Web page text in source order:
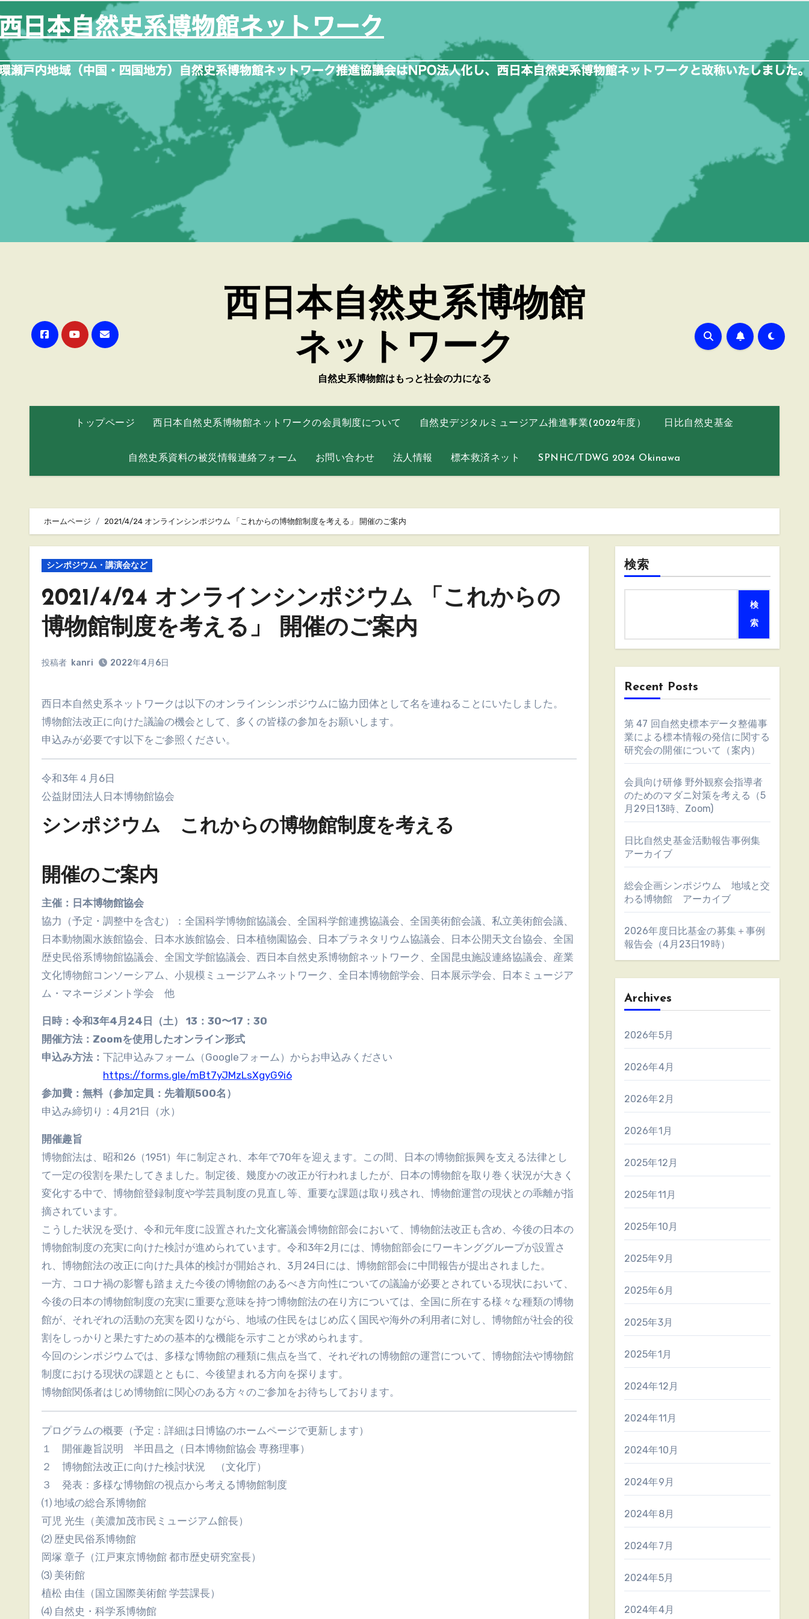
容
を
ス
キ
ッ
プ
西日本自然史系博物館
ネットワーク
自然史系博物館はもっと社会の力になる
トップページ 西日本自然史系博物館ネットワークの会員制度について 自然史デジタルミュージアム推進事業(2022年度） 日比自然史基金
自然史系資料の被災情報連絡フォーム お問い合わせ 法人情報 標本救済ネット SPNHC/TDWG 2024 Okinawa
ホームページ 2021/4/24 オンラインシンポジウム 「これからの博物館制度を考える」 開催のご案内
シンポジウム・講演会など
2021/4/24 オンラインシンポジウム 「これからの
博物館制度を考える」 開催のご案内
投稿者 kanri 2022年4月6日
西日本自然史系ネットワークは以下のオンラインシンポジウムに協力団体として名を連ねることにいたしました。
博物館法改正に向けた議論の機会として、多くの皆様の参加をお願いします。
申込みが必要です以下をご参照ください。
令和3年４月6日
公益財団法人日本博物館協会
シンポジウム これからの博物館制度を考える
開催のご案内
主催：日本博物館協会
協力（予定・調整中を含む）：全国科学博物館協議会、全国科学館連携協議会、全国美術館会議、私立美術館会議、
日本動物園水族館協会、日本水族館協会、日本植物園協会、日本プラネタリウム協議会、日本公開天文台協会、全国
歴史民俗系博物館協議会、全国文学館協議会、西日本自然史系博物館ネットワーク、全国昆虫施設連絡協議会、産業
文化博物館コンソーシアム、小規模ミュージアムネットワーク、全日本博物館学会、日本展示学会、日本ミュージア
ム・マネージメント学会 他
日時：令和3年4月24日（土） 13：30〜17：30
開催方法：Zoomを使用したオンライン形式
申込み方法： 下記申込みフォーム（Googleフォーム）からお申込みください
https://forms.gle/mBt7yJMzLsXgyG9i6
参加費：無料（参加定員：先着順500名）
申込み締切り：4月21日（水）
開催趣旨
博物館法は、昭和26（1951）年に制定され、本年で70年を迎えます。この間、日本の博物館振興を支える法律とし
て一定の役割を果たしてきました。制定後、幾度かの改正が行われましたが、日本の博物館を取り巻く状況が大きく
変化する中で、博物館登録制度や学芸員制度の見直し等、重要な課題は取り残され、博物館運営の現状との乖離が指
摘されています。
こうした状況を受け、令和元年度に設置された文化審議会博物館部会において、博物館法改正も含め、今後の日本の
博物館制度の充実に向けた検討が進められています。令和3年2月には、博物館部会にワーキンググループが設置さ
れ、博物館法の改正に向けた具体的検討が開始され、3月24日には、博物館部会に中間報告が提出されました。
一方、コロナ禍の影響も踏まえた今後の博物館のあるべき方向性についての議論が必要とされている現状において、
今後の日本の博物館制度の充実に重要な意味を持つ博物館法の在り方については、全国に所在する様々な種類の博物
館が、それぞれの活動の充実を図りながら、地域の住民をはじめ広く国民や海外の利用者に対し、博物館が社会的役
割をしっかりと果たすための基本的な機能を示すことが求められます。
今回のシンポジウムでは、多様な博物館の種類に焦点を当て、それぞれの博物館の運営について、博物館法や博物館
制度における現状の課題とともに、今後望まれる方向を探ります。
博物館関係者はじめ博物館に関心のある方々のご参加をお待ちしております。
プログラムの概要（予定：詳細は日博協のホームページで更新します）
１ 開催趣旨説明 半田昌之（日本博物館協会 専務理事）
２ 博物館法改正に向けた検討状況 （文化庁）
３ 発表：多様な博物館の視点から考える博物館制度
⑴ 地域の総合系博物館
可児 光生（美濃加茂市民ミュージアム館長）
⑵ 歴史民俗系博物館
岡塚 章子（江戸東京博物館 都市歴史研究室長）
⑶ 美術館
植松 由佳（国立国際美術館 学芸課長）
⑷ 自然史・科学系博物館
検索
検
索
Recent Posts
第 47 回自然史標本データ整備事
業による標本情報の発信に関する
研究会の開催について（案内）
会員向け研修 野外観察会指導者
のためのマダニ対策を考える（5
月29日13時、Zoom)
日比自然史基金活動報告事例集
アーカイブ
総会企画シンポジウム 地域と交
わる博物館 アーカイブ
2026年度日比基金の募集＋事例
報告会（4月23日19時）
Archives
2026年5月
2026年4月
2026年2月
2026年1月
2025年12月
2025年11月
2025年10月
2025年9月
2025年6月
2025年3月
2025年1月
2024年12月
2024年11月
2024年10月
2024年9月
2024年8月
2024年7月
2024年5月
2024年4月